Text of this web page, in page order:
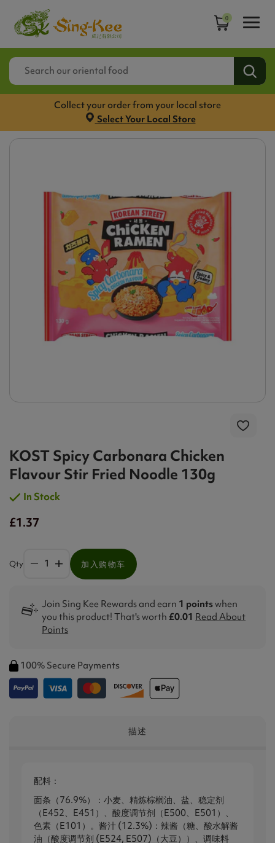
0
Collect your order from your local store
Select Your Local Store
KOST Spicy Carbonara Chicken
Flavour Stir Fried Noodle 130g
In Stock
£1.37
Qty 加入购物车
Join Sing Kee Rewards and earn 1 pointswhen
you this product! That's worth £0.01 Read About
Points
100% Secure Payments
描述
配料：
面条（76.9%）：小麦、精炼棕榈油、盐、稳定剂
（E452、E451）、酸度调节剂（E500、E501）、
色素（E101）。酱汁 (12.3%)：辣酱（糖、酸水解酱
油（酸度调节剂 (E524, E507)（大豆））、调味料